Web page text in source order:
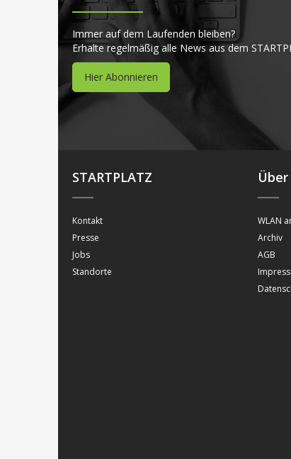
Immer auf dem Laufenden bleiben?
Erhalte regelmäßig alle News aus dem
Hier Abonnieren
STARTPLATZ
Kontakt
Presse
Jobs
Standorte
WLAN
Archiv
AGB